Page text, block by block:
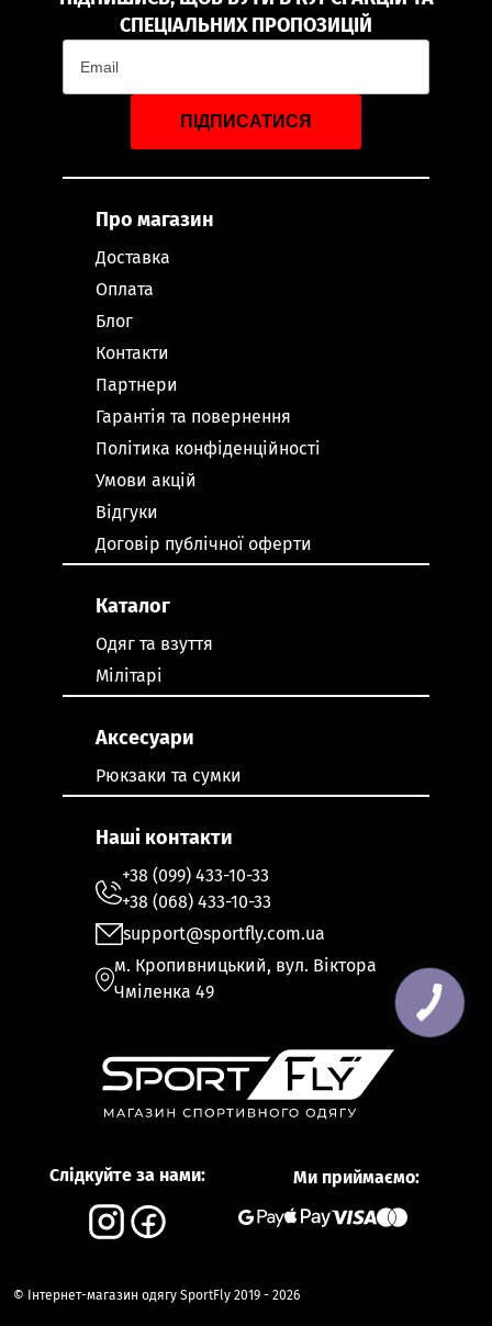
Слідкуйте за нами: Ми приймаємо:
СПЕЦІАЛЬНИХ ПРОПОЗИЦІЙ
ПІДПИСАТИСЯ
Про магазин
Доставка
Оплата
Блог
Контакти
Партнери
Гарантія та повернення
Політика конфіденційності
Умови акцій
Відгуки
Договір публічної оферти
Каталог
Одяг та взуття
Мілітарі
Аксесуари
Рюкзаки та сумки
Наші контакти
+38 (099) 433-10-33
+38 (068) 433-10-33
support@sportfly.com.ua
м. Кропивницький, вул. Віктора
Чміленка 49
© Інтернет-магазин одягу SportFly 2019 - 2026